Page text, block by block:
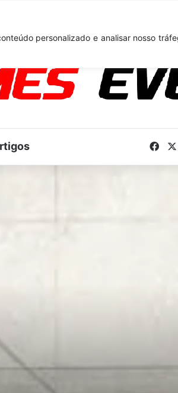
personalizado e analisar nosso